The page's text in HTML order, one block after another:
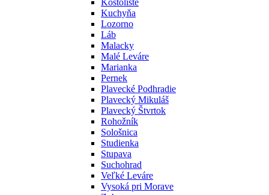
Kostolište
Kuchyňa
Lozorno
Láb
Malacky
Malé Leváre
Marianka
Pernek
Plavecké Podhradie
Plavecký Mikuláš
Plavecký Štvrtok
Rohožník
Sološnica
Studienka
Stupava
Suchohrad
Veľké Leváre
Vysoká pri Morave